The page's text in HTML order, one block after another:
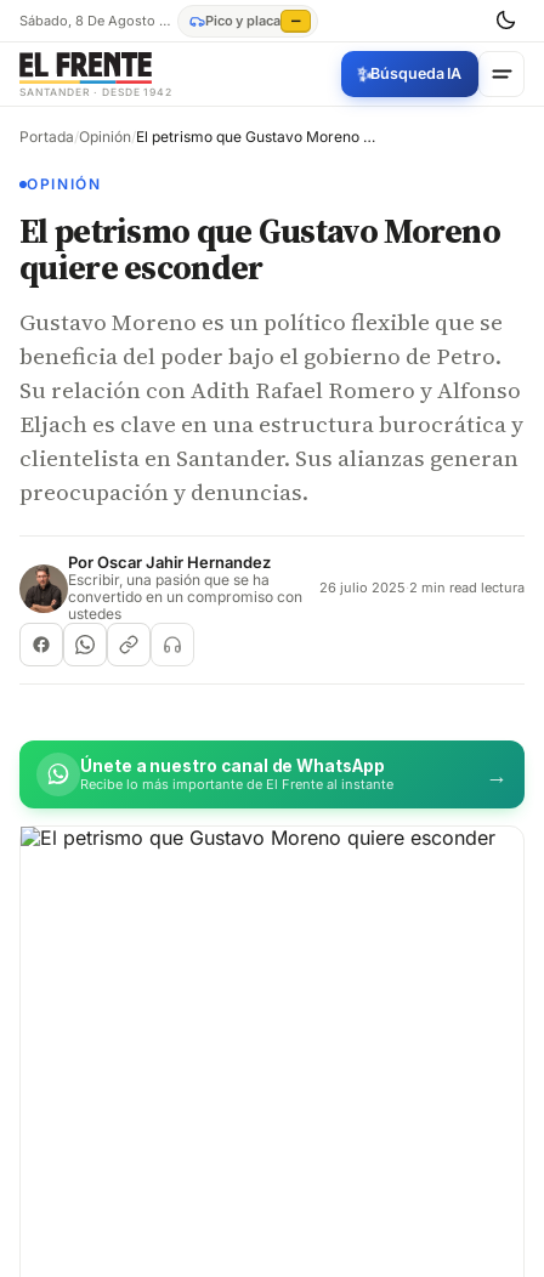
Sábado, 8 De Agosto De 2026 Pico y placa —
SANTANDER · DESDE 1942
✨Búsqueda IA
Portada/Opinión/ El petrismo que Gustavo Moreno quiere esconder
OPINIÓN
El petrismo que Gustavo Moreno
quiere esconder
Gustavo Moreno es un político flexible que se
beneficia del poder bajo el gobierno de Petro.
Su relación con Adith Rafael Romero y Alfonso
Eljach es clave en una estructura burocrática y
clientelista en Santander. Sus alianzas generan
preocupación y denuncias.
PorOscar Jahir Hernandez
Escribir, una pasión que se ha
convertido en un compromiso con
ustedes
26 julio 2025·2 min read lectura
Únete a nuestro canal de WhatsApp
Recibe lo más importante de El Frente al instante →